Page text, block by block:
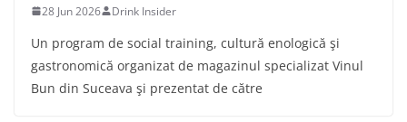
28 Jun 2026 Drink Insider
Un program de social training, cultură enologică şi
gastronomică organizat de magazinul specializat Vinul
Bun din Suceava şi prezentat de către